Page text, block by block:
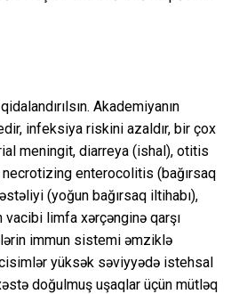
Akademiyanın
infeksiya riskini azaldır, bir çox
meningit, diarreya (ishal), otitis
enterocolitis (bağırsaq
(yoğun bağırsaq iltihabı),
limfa xərçənginə qarşı
immun sistemi əmziklə
yüksək səviyyədə istehsal
doğulmuş uşaqlar üçün mütləq